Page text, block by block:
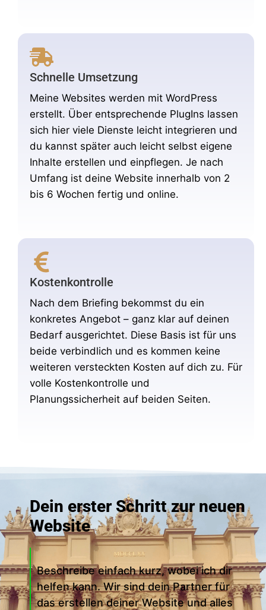
Schnelle Umsetzung
Meine Websites werden mit WordPress
erstellt. Über entsprechende PlugIns lassen
sich hier viele Dienste leicht integrieren und
du kannst später auch leicht selbst eigene
Inhalte erstellen und einpflegen. Je nach
Umfang ist deine Website innerhalb von 2
bis 6 Wochen fertig und online.
Kostenkontrolle
Nach dem Briefing bekommst du ein
konkretes Angebot – ganz klar auf deinen
Bedarf ausgerichtet. Diese Basis ist für uns
beide verbindlich und es kommen keine
weiteren versteckten Kosten auf dich zu. Für
volle Kostenkontrolle und
Planungssicherheit auf beiden Seiten.
Dein erster Schritt zur neuen
Website
Beschreibe einfach kurz, wobei ich dir
helfen kann. Wir sind dein Partner für
das erstellen deiner Website und alles